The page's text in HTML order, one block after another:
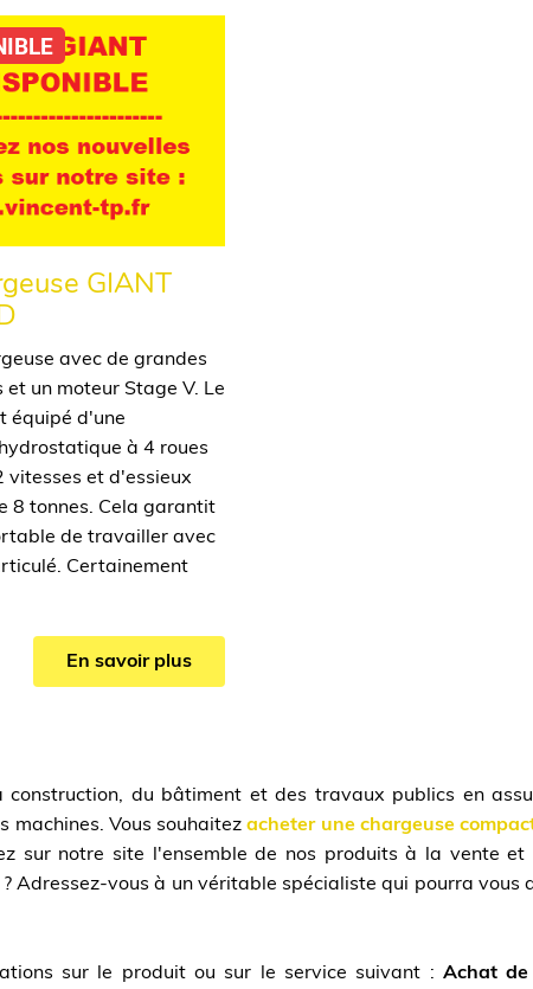
GIANT
avec de grandes
et un moteur Stage V. Le
équipé d'une
à 4 roues
vitesses et d'essieux
8 tonnes. Cela garantit
de travailler avec
Certainement
En savoir plus
du bâtiment et des travaux publics en
machines. Vous souhaitezacheter une chargeuse
sur notre site l'ensemble de nos produits à la vente et
? Adressez-vous à un véritable spécialiste qui pourra vous
sur le produit ou sur le service suivant : Achat de